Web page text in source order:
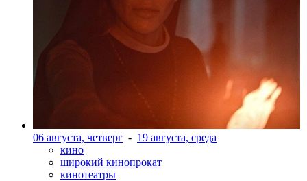
06 августа, четверг - 19 августа, среда
кино
широкий кинопрокат
кинотеатры